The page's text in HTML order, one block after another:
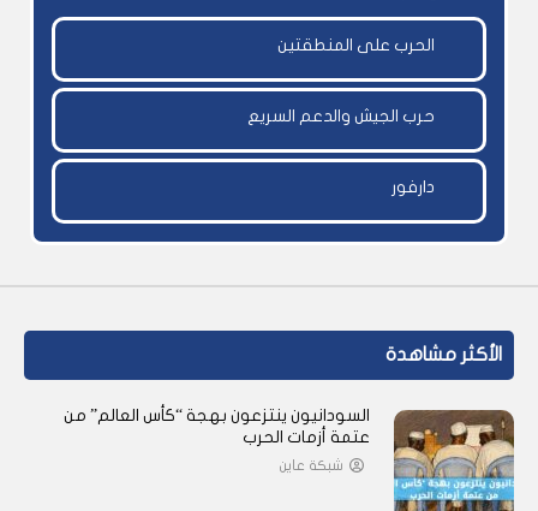
الحرب على المنطقتين
حرب الجيش والدعم السريع
دارفور
الأكثر مشاهدة
السودانيون ينتزعون بهجة “كأس العالم” من
عتمة أزمات الحرب
شبكة عاين